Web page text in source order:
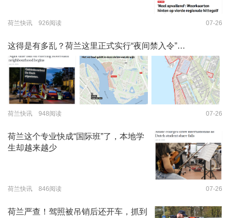
荷兰快讯 926阅读 07-26
这得是有多乱？荷兰这里正式实行“夜间禁入令”…
荷兰快讯 948阅读 07-26
荷兰这个专业快成“国际班”了，本地学
生却越来越少
荷兰快讯 846阅读 07-26
荷兰严查！驾照被吊销后还开车，抓到